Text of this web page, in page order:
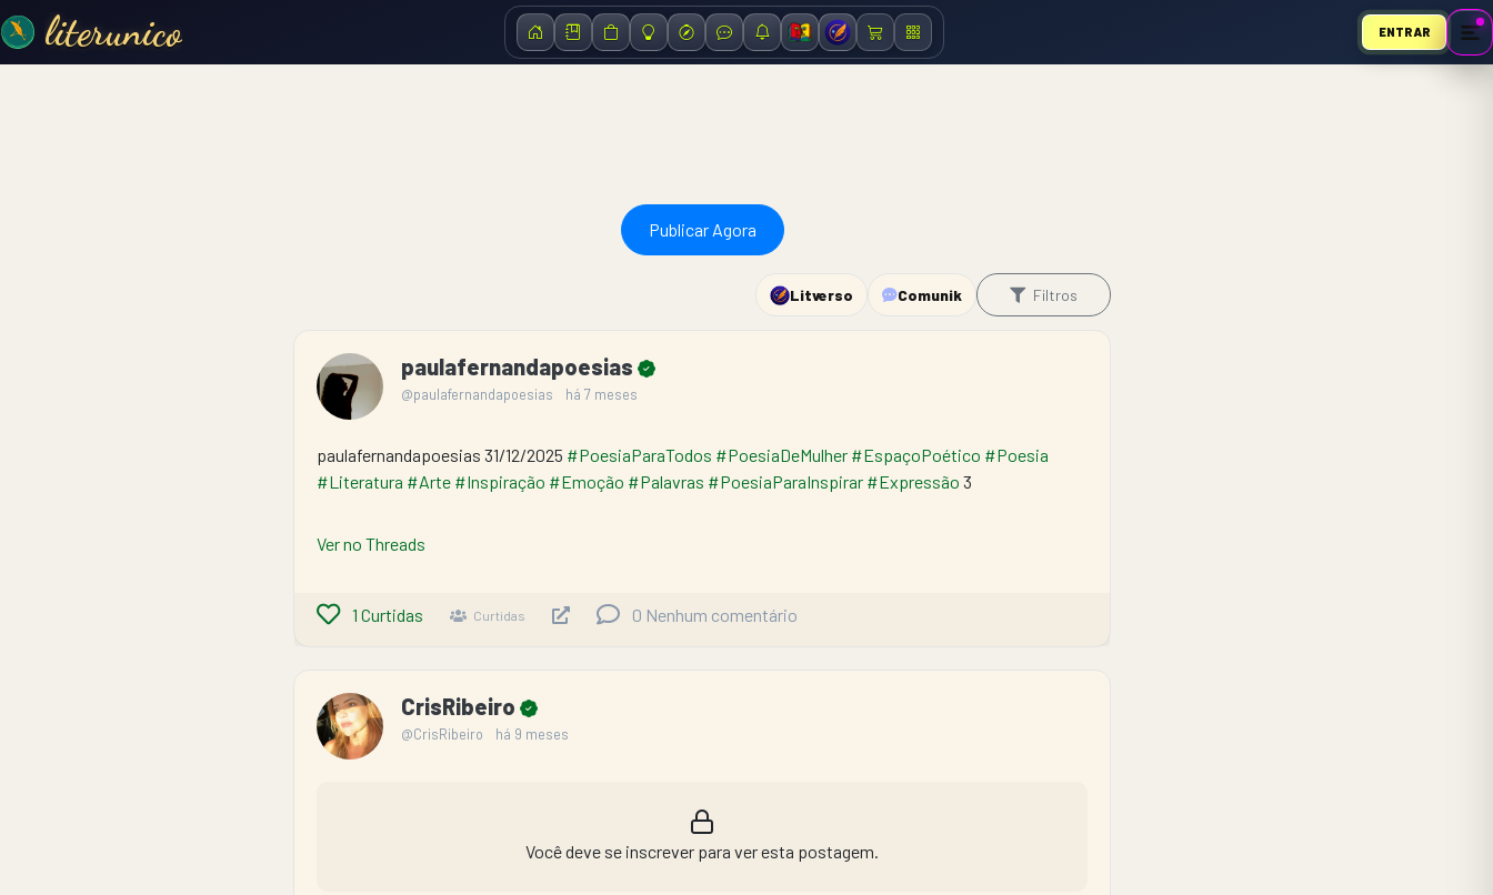
literunico ENTRAR
Publicar Agora
Litverso Comunik Filtros
paulafernandapoesias
@paulafernandapoesias há 7 meses
paulafernandapoesias 31/12/2025 #PoesiaParaTodos #PoesiaDeMulher #EspaçoPoético #Poesia
#Literatura #Arte #Inspiração #Emoção #Palavras #PoesiaParaInspirar #Expressão 3
Ver no Threads
1 Curtidas Curtidas 0 Nenhum comentário
CrisRibeiro
@CrisRibeiro há 9 meses
Você deve se inscrever para ver esta postagem.